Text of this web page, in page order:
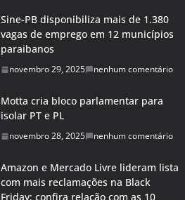
Sine-PB disponibiliza mais de 1.380
vagas de emprego em 12 municípios
paraibanos
novembro 29, 2025 nenhum comentário
Motta cria bloco parlamentar para
isolar PT e PL
novembro 28, 2025 nenhum comentário
Amazon e Mercado Livre lideram lista
com mais reclamações na Black
Friday; confira relação com as 10